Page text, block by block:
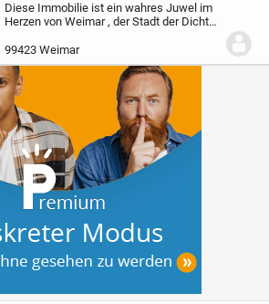
Diese Immobilie ist ein wahres Juwel im
Herzen von Weimar , der Stadt der Dichter
Eingangsbereich mit dem
atemberaubenden Kaminofen lädt dazu
ein, hier den Mittelpunkt der...
99423 Weimar